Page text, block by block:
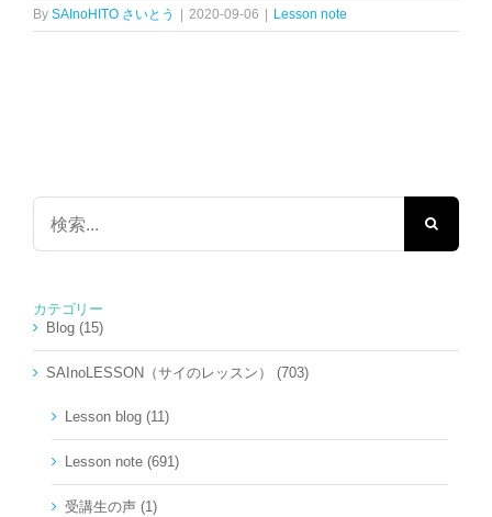
By SAInoHITO さいとう 2020-09-06 Lesson note
検
…
カテゴリー
Blog (15)
SAInoLESSON（サイのレッスン） (703)
Lesson blog (11)
Lesson note (691)
受講生の声 (1)